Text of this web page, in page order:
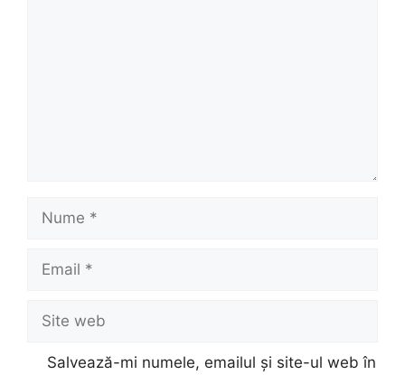
Nume
Email
Site
web
Salvează-mi numele, emailul și site-ul web în